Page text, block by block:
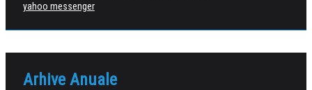
yahoo messenger
Arhive Anuale